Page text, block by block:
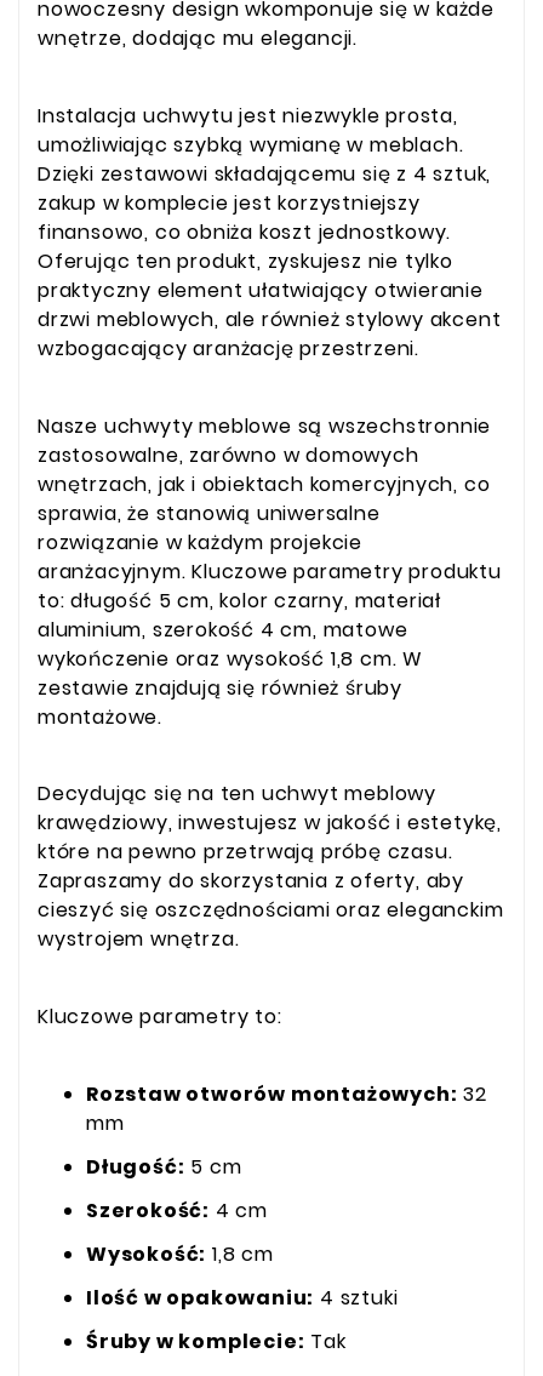
nowoczesny design wkomponuje się w każde
wnętrze, dodając mu elegancji.
Instalacja uchwytu jest niezwykle prosta,
umożliwiając szybką wymianę w meblach.
Dzięki zestawowi składającemu się z 4 sztuk,
zakup w komplecie jest korzystniejszy
finansowo, co obniża koszt jednostkowy.
Oferując ten produkt, zyskujesz nie tylko
praktyczny element ułatwiający otwieranie
drzwi meblowych, ale również stylowy akcent
wzbogacający aranżację przestrzeni.
Nasze uchwyty meblowe są wszechstronnie
zastosowalne, zarówno w domowych
wnętrzach, jak i obiektach komercyjnych, co
sprawia, że stanowią uniwersalne
rozwiązanie w każdym projekcie
aranżacyjnym. Kluczowe parametry produktu
to: długość 5 cm, kolor czarny, materiał
aluminium, szerokość 4 cm, matowe
wykończenie oraz wysokość 1,8 cm. W
zestawie znajdują się również śruby
montażowe.
Decydując się na ten uchwyt meblowy
krawędziowy, inwestujesz w jakość i estetykę,
które na pewno przetrwają próbę czasu.
Zapraszamy do skorzystania z oferty, aby
cieszyć się oszczędnościami oraz eleganckim
wystrojem wnętrza.
Kluczowe parametry to:
Rozstaw otworów montażowych: 32
mm
Długość: 5 cm
Szerokość: 4 cm
Wysokość: 1,8 cm
Ilość w opakowaniu: 4 sztuki
Śruby w komplecie: Tak